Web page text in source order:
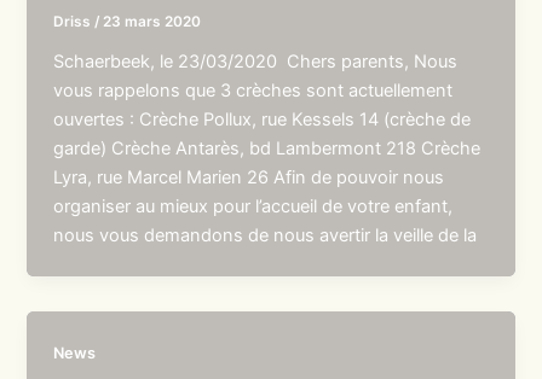
Driss / 23 mars 2020
Schaerbeek, le 23/03/2020 Chers parents, Nous
vous rappelons que 3 crèches sont actuellement
ouvertes : Crèche Pollux, rue Kessels 14 (crèche de
garde) Crèche Antarès, bd Lambermont 218 Crèche
Lyra, rue Marcel Marien 26 Afin de pouvoir nous
organiser au mieux pour l’accueil de votre enfant,
nous vous demandons de nous avertir la veille de la
News